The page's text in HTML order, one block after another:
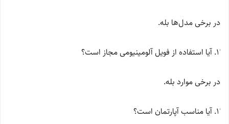
در برخی مدل‌ها بله.
آیا استفاده از فویل آلومینیومی مجاز است؟
در برخی موارد بله.
آیا مناسب آپارتمان است؟